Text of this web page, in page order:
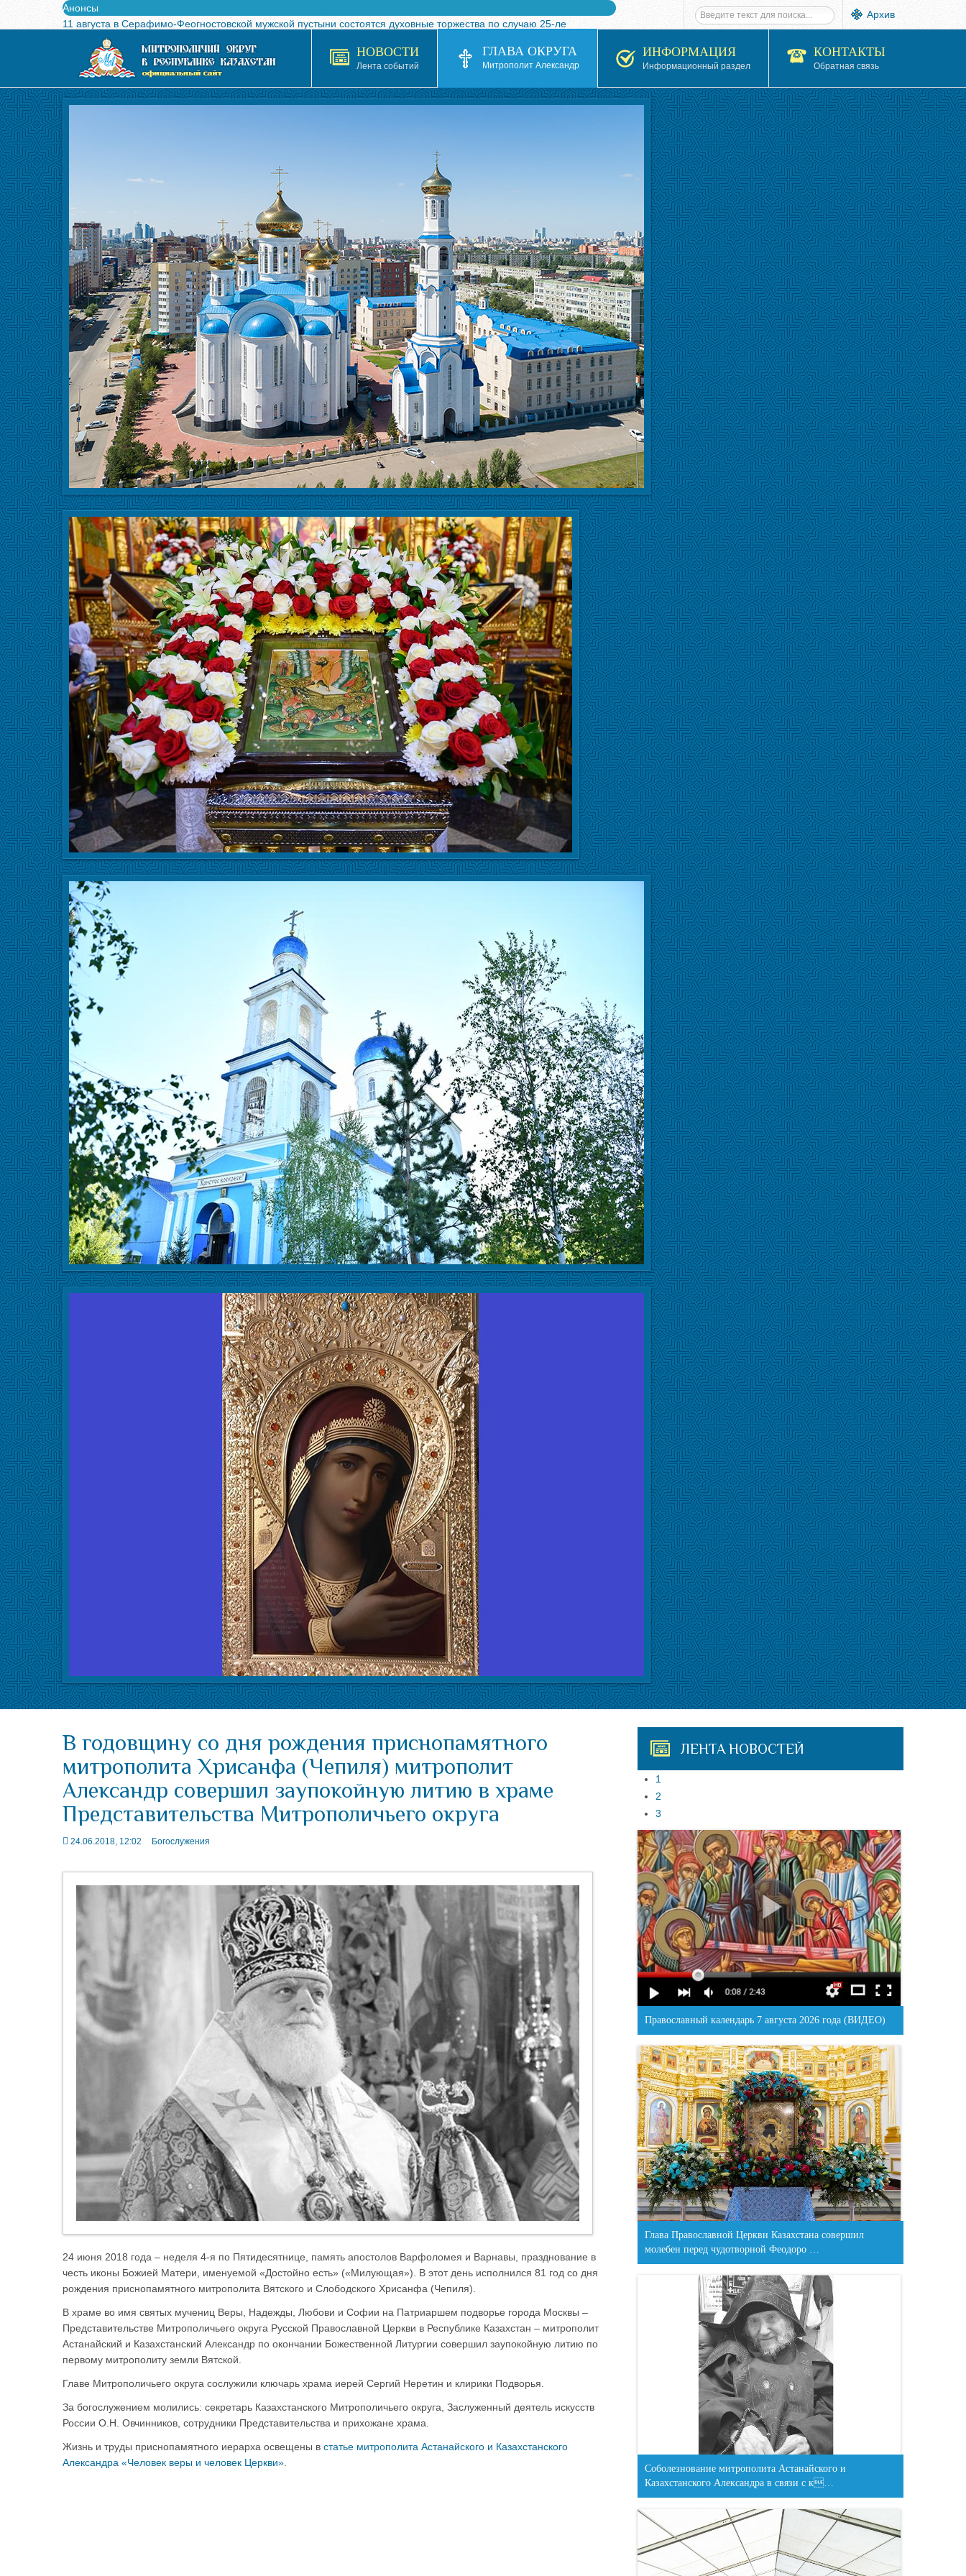
Анонсы
11 августа в Серафимо-Феогностовской мужской пустыни состоятся духовные торжества по случаю 25-ле
Выпущен в свет буклет о проведении Международного турнира по волейболу, посвященного 25-летию обр
Вышел в свет новый номер журнала «Свет Православия в Казахстане»
Вышла в свет монография «Управляющие Алма-Атинской епархией Русской Православной Церкви в 1927–19
Алма-Атинская духовная семинария объявляет прием документов на 2026-2027 учебный год
Архив
НОВОСТИ
Лента событий
ГЛАВА ОКРУГА
Митрополит Александр
ИНФОРМАЦИЯ
Информационный раздел
КОНТАКТЫ
Обратная связь
В годовщину со дня рождения приснопамятного
митрополита Хрисанфа (Чепиля) митрополит
Александр совершил заупокойную литию в храме
Представительства Митрополичьего округа
24.06.2018, 12:02 Богослужения
24 июня 2018 года – неделя 4-я по Пятидесятнице, память апостолов Варфоломея и Варнавы, празднование в
честь иконы Божией Матери, именуемой «Достойно есть» («Милующая»). В этот день исполнился 81 год со дня
рождения приснопамятного митрополита Вятского и Слободского Хрисанфа (Чепиля).
В храме во имя святых мучениц Веры, Надежды, Любови и Софии на Патриаршем подворье города Москвы –
Представительстве Митрополичьего округа Русской Православной Церкви в Республике Казахстан – митрополит
Астанайский и Казахстанский Александр по окончании Божественной Литургии совершил заупокойную литию по
первому митрополиту земли Вятской.
Главе Митрополичьего округа сослужили ключарь храма иерей Сергий Неретин и клирики Подворья.
За богослужением молились: секретарь Казахстанского Митрополичьего округа, Заслуженный деятель искусств
России О.Н. Овчинников, сотрудники Представительства и прихожане храма.
Жизнь и труды приснопамятного иерарха освещены в статье митрополита Астанайского и Казахстанского
Александра «Человек веры и человек Церкви»
ЛЕНТА НОВОСТЕЙ
1
2
3
Православный календарь 7 августа 2026 года (ВИДЕО)
Глава Православной Церкви Казахстана совершил
молебен перед чудотворной Феодоро …
Соболезнование митрополита Астанайского и
Казахстанского Александра в связи с к…